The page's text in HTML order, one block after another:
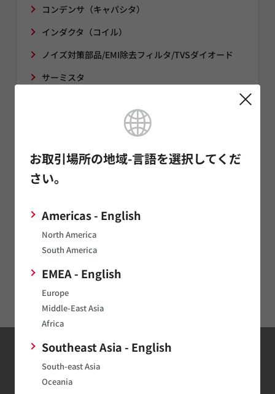
お取引場所の地域-言語を選択してくだ
さい。
Americas - English
North America
South America
EMEA - English
Europe
Middle-East Asia
Africa
Southeast Asia - English
South-east Asia
Oceania
コンデンサ（キャパシタ）
インダクタ（コイル）
ノイズ対策部品/EMI除去フィルタ/TVSダイオード
サーミスタ
電源関連製品
通信モジュール
LPWA
Digital Panel Meters
お問い合わせ